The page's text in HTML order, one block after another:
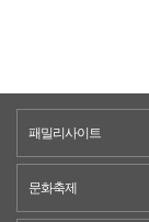
패밀리사이트
문화축제